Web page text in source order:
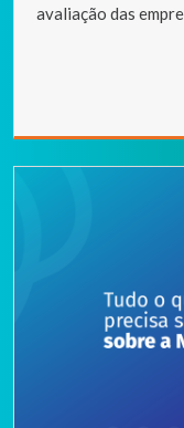
avaliação das